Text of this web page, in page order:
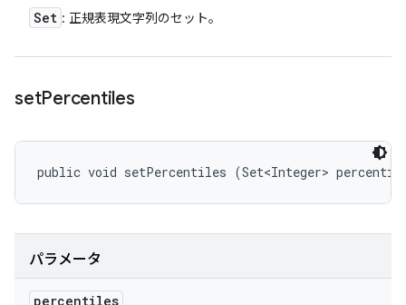
Set : 正規表現文字列のセット。
setPercentiles
public void setPercentiles (Set<Integer>
パラメータ
percentiles